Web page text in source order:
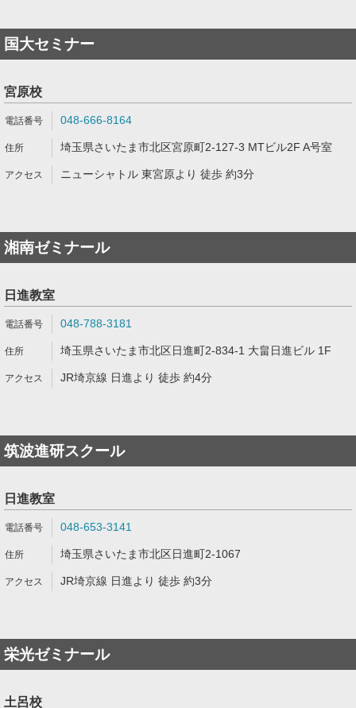
国大セミナー
宮原校
048-666-8164
埼玉県さいたま市北区宮原町2-127-3 MTビル2F A号室
ニューシャトル 東宮原より 徒歩 約3分
湘南ゼミナール
日進教室
048-788-3181
埼玉県さいたま市北区日進町2-834-1 大畠日進ビル 1F
JR埼京線 日進より 徒歩 約4分
筑波進研スクール
日進教室
048-653-3141
埼玉県さいたま市北区日進町2-1067
JR埼京線 日進より 徒歩 約3分
栄光ゼミナール
土呂校